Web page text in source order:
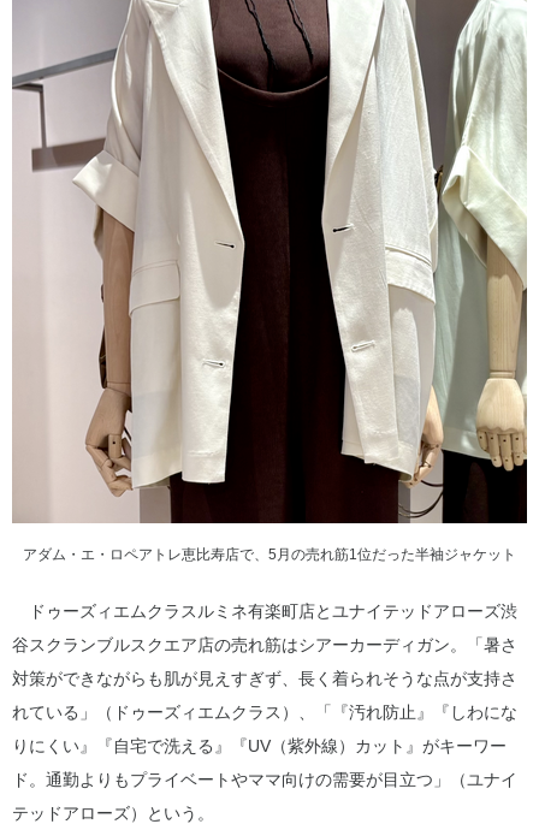
アダム・エ・ロペアトレ恵比寿店で、5月の売れ筋1位だった半袖ジャケット
ドゥーズィエムクラスルミネ有楽町店とユナイテッドアローズ渋
谷スクランブルスクエア店の売れ筋はシアーカーディガン。「暑さ
対策ができながらも肌が見えすぎず、長く着られそうな点が支持さ
れている」（ドゥーズィエムクラス）、「『汚れ防止』『しわにな
りにくい』『自宅で洗える』『UV（紫外線）カット』がキーワー
ド。通勤よりもプライベートやママ向けの需要が目立つ」（ユナイ
テッドアローズ）という。